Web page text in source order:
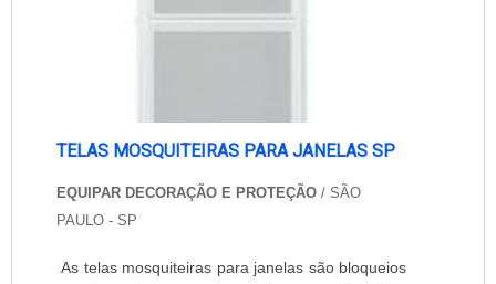
Brasil, a empresa se destaca como referência,
TELAS MOSQUITEIRAS PARA JANELAS SP
EQUIPAR DECORAÇÃO E PROTEÇÃO / SÃO
PAULO - SP
As telas mosquiteiras para janelas são bloqueios